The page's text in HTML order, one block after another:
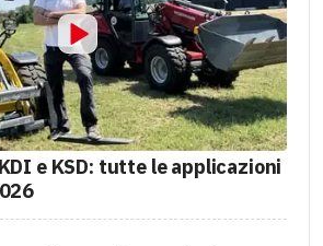
e KSD: tutte le applicazioni